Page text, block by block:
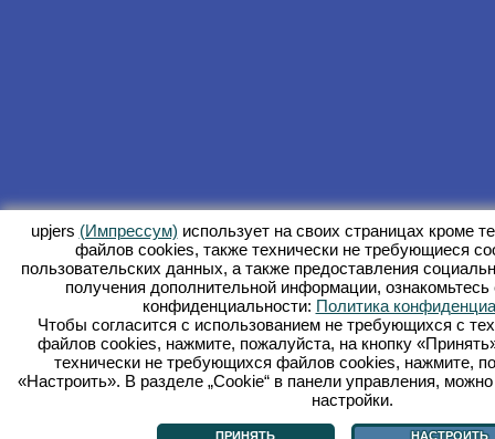
upjers (Импрессум) использует на своих страницах кроме
файлов сookies, также технически не требующиеся
пользовательских данных, а также предоставления
получения дополнительной информации,
конфиденциальности: Политика
Чтобы согласится с использованием не требующихся с
файлов cookies, нажмите, пожалуйста, на кнопку
технически не требующихся файлов cookies, нажмите,
«Настроить». В разделе „Cookie“ в панели управления,
настройки.
ПРИНЯТЬ НАСТРОИТЬ